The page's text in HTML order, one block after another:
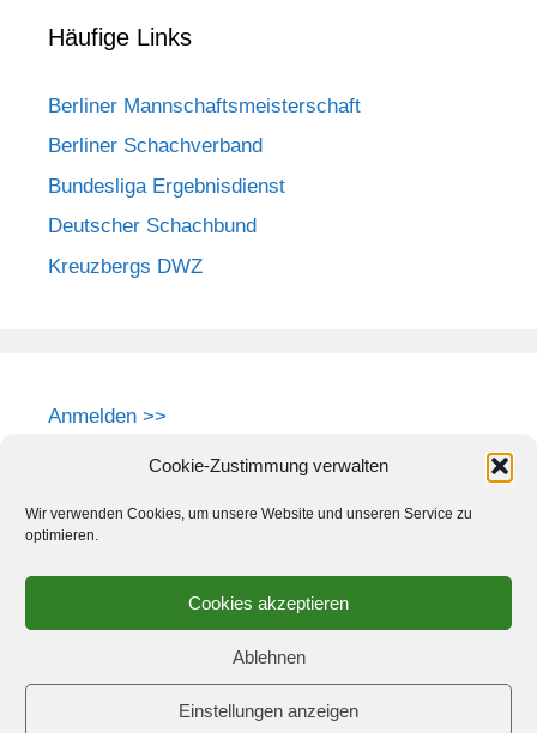
Cookie-Zustimmung verwalten
Wir verwenden Cookies, um unsere Website und unseren Service zu
optimieren.
Cookies akzeptieren
Ablehnen
Einstellungen anzeigen
Häufige Links
Berliner Mannschaftsmeisterschaft
Berliner Schachverband
Bundesliga Ergebnisdienst
Deutscher Schachbund
Kreuzbergs DWZ
Anmelden >>